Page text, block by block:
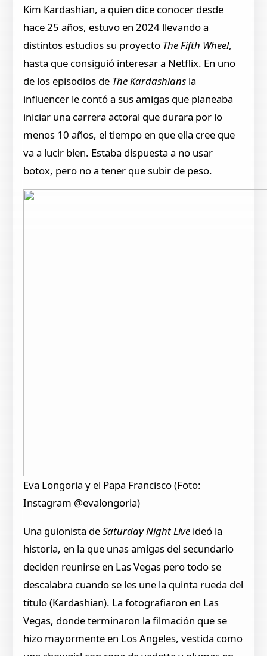
Kim Kardashian, a quien dice conocer desde
hace 25 años, estuvo en 2024 llevando a
distintos estudios su proyecto The Fifth Wheel,
hasta que consiguió interesar a Netflix. En uno
de los episodios de The Kardashians la
influencer le contó a sus amigas que planeaba
iniciar una carrera actoral que durara por lo
menos 10 años, el tiempo en que ella cree que
va a lucir bien. Estaba dispuesta a no usar
botox, pero no a tener que subir de peso.
Eva Longoria y el Papa Francisco (Foto:
Instagram @evalongoria)
Una guionista deSaturday Night Live ideó la
historia, en la que unas amigas del secundario
deciden reunirse en Las Vegas pero todo se
descalabra cuando se les une la quinta rueda del
título (Kardashian). La fotografiaron en Las
Vegas, donde terminaron la filmación que se
hizo mayormente en Los Angeles, vestida como